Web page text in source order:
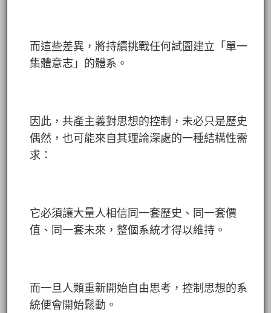
而這些差異，將持續挑戰任何試圖建立「單一
集體意志」的體系。
因此，共產主義對思想的控制，未必只是歷史
偶然，也可能來自其理論深處的一種結構性需
求：
它必須讓大量人相信同一套歷史、同一套價
值、同一套未來，整個系統才得以維持。
而一旦人類重新開始自由思考，控制思想的系
統便會開始鬆動。